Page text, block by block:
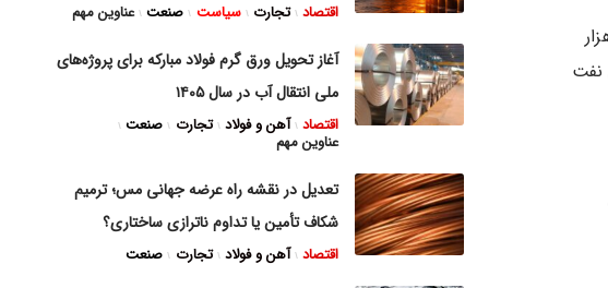
در سه ماه اول سال‌جاری میلادی، به‌طور متوسط یک‌میلیون و ۵۶۰‌هزار
نفت
اقتصاد تجارت سیاست صنعت عناوین مهم
آغاز تحویل ورق گرم فولاد مبارکه برای پروژه‌های
ملی انتقال آب در سال ۱۴۰۵
اقتصاد آهن و فولاد تجارت صنعت
عناوین مهم
تعدیل در نقشه راه عرضه جهانی مس؛ ترمیم
شکاف تأمین یا تداوم ناترازی ساختاری؟
اقتصاد آهن و فولاد تجارت صنعت